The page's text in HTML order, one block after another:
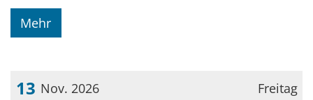
Mehr
Freitag
13 Nov. 2026